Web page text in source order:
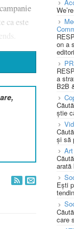
ca este
on a
a
B2B
știe
și să
Ești
care